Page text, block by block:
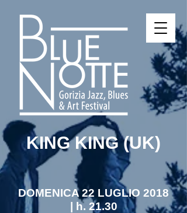
KING KING (UK)
DOMENICA 22 LUGLIO 2018
| h. 21.30